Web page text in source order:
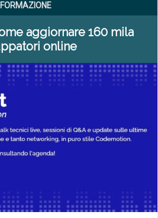
FORMAZIONE
aggiornare 160 mila
online